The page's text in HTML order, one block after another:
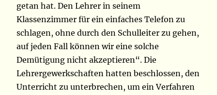
getan hat.Den Lehrer in seinem
Klassenzimmer für ein einfaches Telefon zu
schlagen, ohne durch den Schulleiter zu gehen,
auf jeden Fall können wir eine solche
Demütigung nicht akzeptieren“. Die
Lehrergewerkschaften hatten beschlossen, den
Unterricht zu unterbrechen, um ein Verfahren